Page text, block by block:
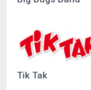
Tik Tak